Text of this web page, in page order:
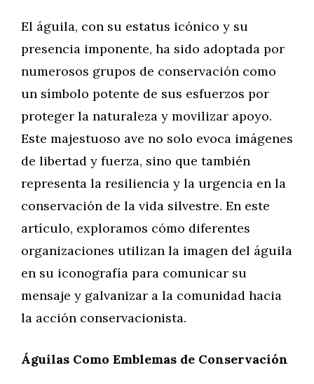
El águila, con su estatus icónico y su
presencia imponente, ha sido adoptada por
numerosos grupos de conservación como
un símbolo potente de sus esfuerzos por
proteger la naturaleza y movilizar apoyo.
Este majestuoso ave no solo evoca imágenes
de libertad y fuerza, sino que también
representa la resiliencia y la urgencia en la
conservación de la vida silvestre. En este
artículo, exploramos cómo diferentes
organizaciones utilizan la imagen del águila
en su iconografía para comunicar su
mensaje y galvanizar a la comunidad hacia
la acción conservacionista.
Águilas Como Emblemas de Conservación